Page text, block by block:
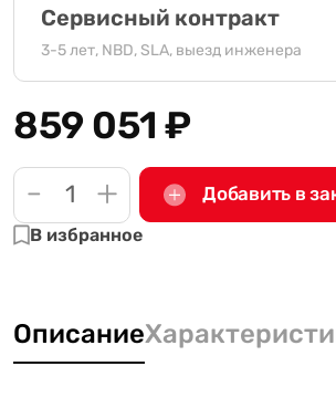
Сервисный контракт
3-5 лет, NBD, SLA, выезд инженера
859 051₽
- + Добавить в
В избранное
Описание